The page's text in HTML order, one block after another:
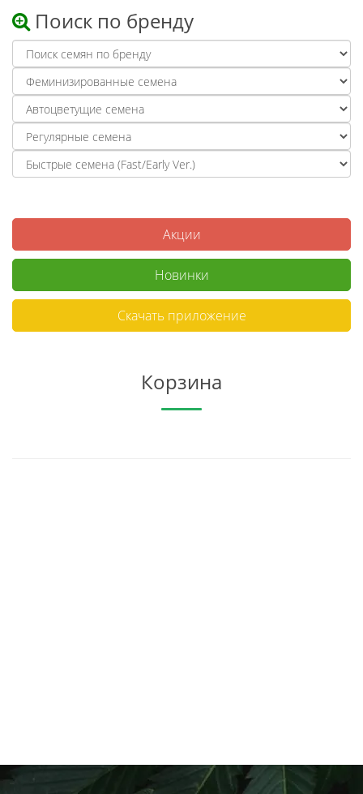
Поиск по бренду
Акции
Новинки
Скачать приложение
Корзина